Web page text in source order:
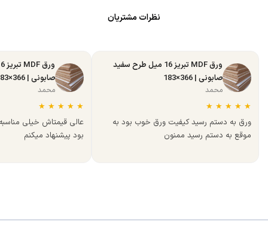
نظرات مشتریان
ورق MDF تبریز 16 میل طرح سفید
صابونی | 366×183
محمد
★
★
★
★
★
ورق به دستم رسید کیفیت ورق خوب بود به
موقع به دستم رسید ممنون
صابونی | 366×183
محمد
★
★
★
★
★
عالی قیمتاش خیلی
بود پیشنهاد میکنم